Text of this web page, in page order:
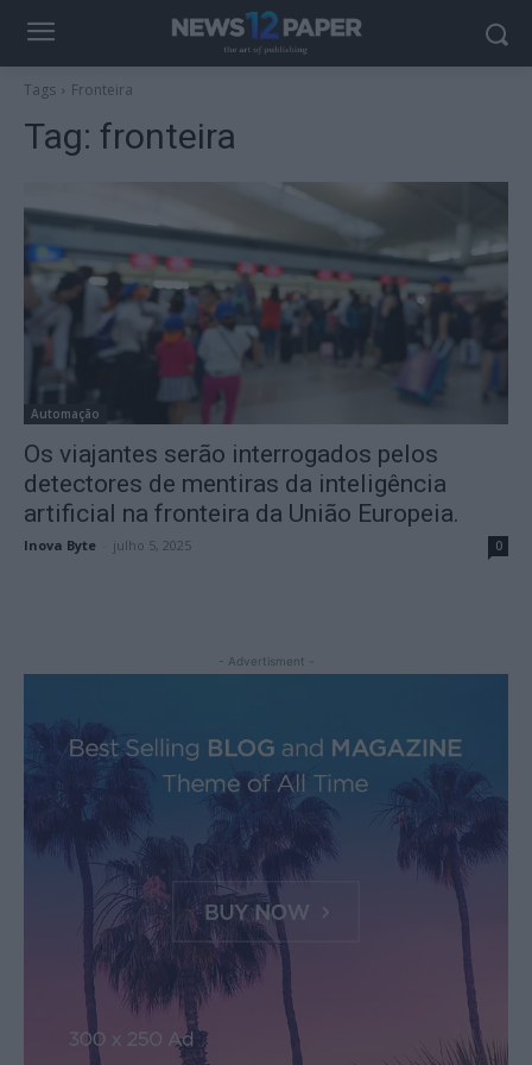
Tags Fronteira
Tag: fronteira
Automação
Os viajantes serão interrogados pelos
detectores de mentiras da inteligência
artificial na fronteira da União Europeia.
Inova Byte julho 5, 2025 0
- Advertisment -